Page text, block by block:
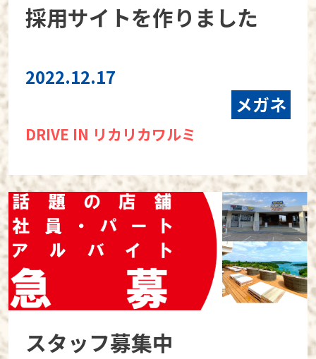
採用サイトを作りました
2022.12.17
メガネ
DRIVE IN リカリカワルミ
スタッフ募集中